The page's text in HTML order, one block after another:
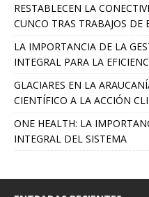
RESTABLECEN LA
CUNCO TRAS TRABAJOS DE
LA IMPORTANCIA DE LA
INTEGRAL PARA LA
GLACIARES EN LA
CIENTÍFICO A LA ACCIÓN
ONE HEALTH: LA
INTEGRAL DEL SISTEMA